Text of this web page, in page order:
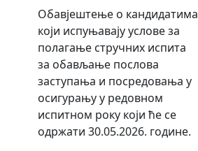
А
г
е
н
ц
и
ј
и
Обавјештење о кандидатима
који испуњавају услове за
полагање стручних испита
за обављање послова
заступања и посредовања у
осигурању у редовном
испитном року који ће се
одржати 30.05.2026. године.